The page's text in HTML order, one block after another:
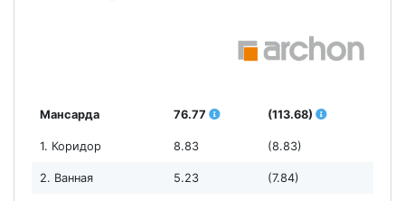
Мансарда 76.77 (113.68)
1. Коридор 8.83 (8.83)
2. Ванная 5.23 (7.84)